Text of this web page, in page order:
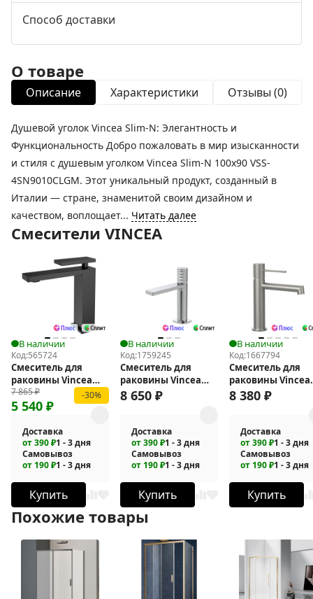
Способ доставки
О товаре
Описание Характеристики Отзывы (0)
Душевой уголок Vincea Slim-N: Элегантность и
Функциональность Добро пожаловать в мир изысканности
и стиля с душевым уголком Vincea Slim-N 100x90 VSS-
4SN9010CLGM. Этот уникальный продукт, созданный в
Италии — стране, знаменитой своим дизайном и
качеством, воплощает... Читать далее
Смесители VINCEA
В наличии
Код:565724
Смеситель для
раковины Vincea
Dice VBF-2DS1MB
7 865₽
5 540 ₽
-30%
Доставка
от 390 ₽1 - 3 дня
Самовывоз
от 190 ₽1 - 3 дня
Купить
В наличии
Код:1759245
Смеситель для
раковины Vincea
Domus VBF-5DM01CH
8 650 ₽
Доставка
от 390 ₽1 - 3 дня
Самовывоз
от 190 ₽1 - 3 дня
Купить
В наличии
Код:1667794
Смеситель для
раковины Vincea
Desire VBF-1D1BN
8 380 ₽
Доставка
от 390 ₽1 - 3 дня
Самовывоз
от 190 ₽1 - 3 дня
Купить
Похожие товары